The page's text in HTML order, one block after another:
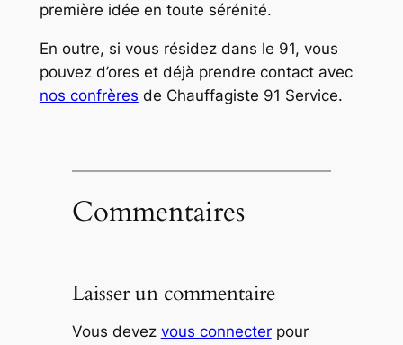
première idée en toute sérénité.
En outre, si vous résidez dans le 91, vous
pouvez d’ores et déjà prendre contact avec
nos confrères de Chauffagiste 91 Service.
Commentaires
Laisser un commentaire
Vous devez vous connecterpour